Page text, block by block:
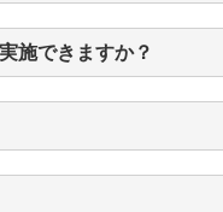
施できますか？